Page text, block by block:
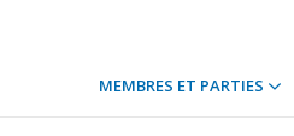
MEMBRES ET PARTIES